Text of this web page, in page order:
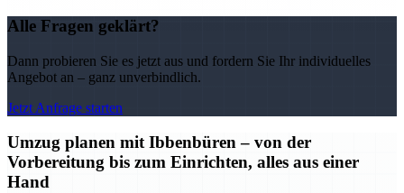
Alle Fragen geklärt?
Dann probieren Sie es jetzt aus und fordern Sie Ihr individuelles
Angebot an – ganz unverbindlich.
Jetzt Anfrage starten
Umzug planen mit Ibbenbüren – von der
Vorbereitung bis zum Einrichten, alles aus einer
Hand